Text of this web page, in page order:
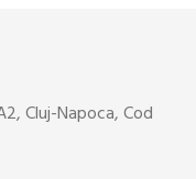
Cluj-Napoca, Cod